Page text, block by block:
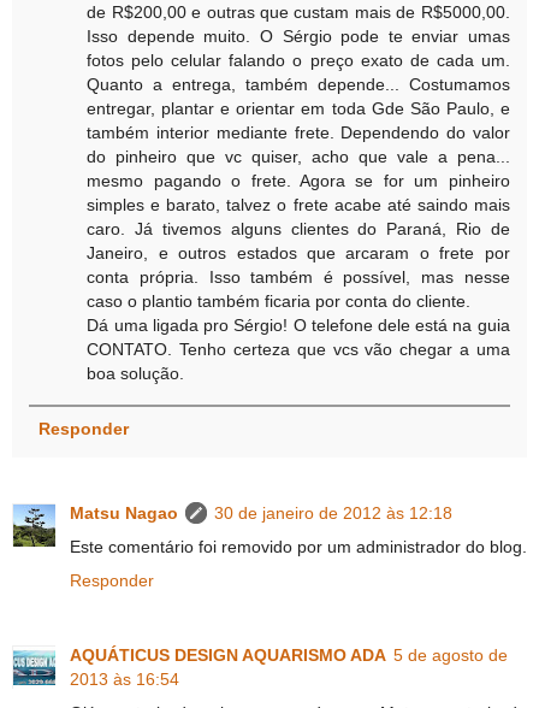
de R$200,00 e outras que custam mais de R$5000,00.
Isso depende muito. O Sérgio pode te enviar umas
fotos pelo celular falando o preço exato de cada um.
Quanto a entrega, também depende... Costumamos
entregar, plantar e orientar em toda Gde São Paulo, e
também interior mediante frete. Dependendo do valor
do pinheiro que vc quiser, acho que vale a pena...
mesmo pagando o frete. Agora se for um pinheiro
simples e barato, talvez o frete acabe até saindo mais
caro. Já tivemos alguns clientes do Paraná, Rio de
Janeiro, e outros estados que arcaram o frete por
conta própria. Isso também é possível, mas nesse
caso o plantio também ficaria por conta do cliente.
Dá uma ligada pro Sérgio! O telefone dele está na guia
CONTATO. Tenho certeza que vcs vão chegar a uma
boa solução.
Responder
Matsu Nagao
30 de janeiro de 2012 às 12:18
Este comentário foi removido por um administrador do blog.
Responder
AQUÁTICUS DESIGN AQUARISMO ADA 5 de agosto de
2013 às 16:54